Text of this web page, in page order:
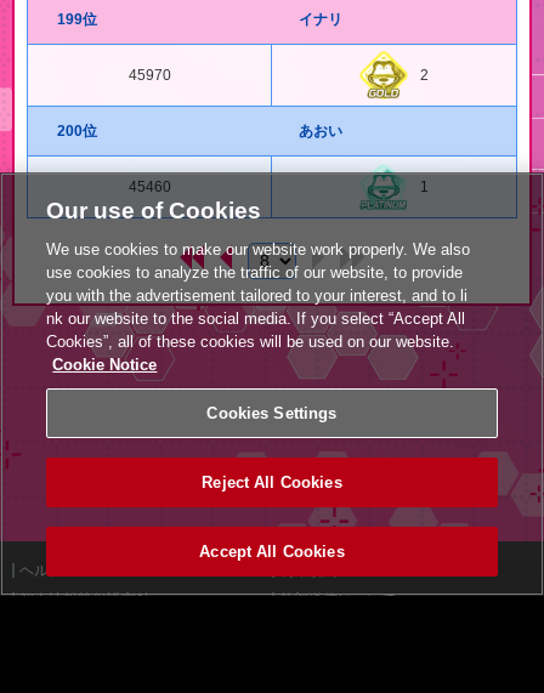
199位 イナリ
45970 2
200位 あおい
45460 1
ヘルプ
個人情報等保護方針
外部送信について
Our use of Cookies
We use cookies to make our website work properly. We also
use cookies to analyze the traffic of our website, to provide
you with the advertisement tailored to your interest, and to li
nk our website to the social media. If you select “Accept All
Cookies”, all of these cookies will be used on our website.
Cookie Notice
Cookies Settings
Reject All Cookies
Accept All Cookies